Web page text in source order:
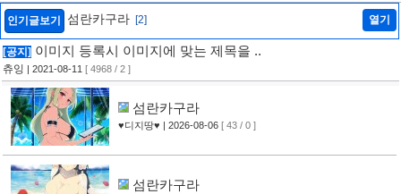
인기글보기 섬란카구라 [2] 열기
[공지] 이미지 등록시 이미지에 맞는 제목을 ..
츄잉 | 2021-08-11 [ 4968 / 2 ]
섬란카구라
♥디지땅♥ | 2026-08-06 [ 43 / 0 ]
섬란카구라